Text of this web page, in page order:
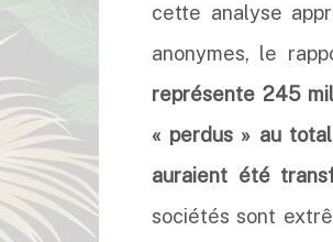
cette analyse
anonymes, le
représente 245
« perdus » au total
auraient été
sociétés sont